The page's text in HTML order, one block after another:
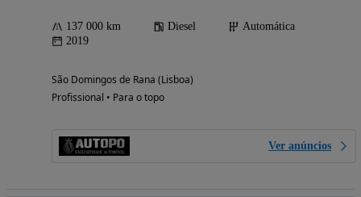
137 000 km Diesel
Automática
2019
São Domingos de Rana (Lisboa)
Profissional • Para o topo
Ver anúncios